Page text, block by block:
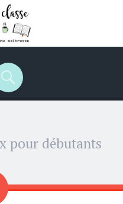
pour débutants